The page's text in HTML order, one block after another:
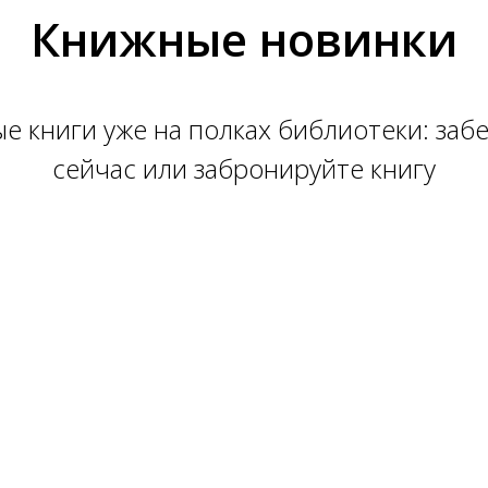
Книжные новинки
книги уже на полках библиотеки:
сейчас или забронируйте книгу